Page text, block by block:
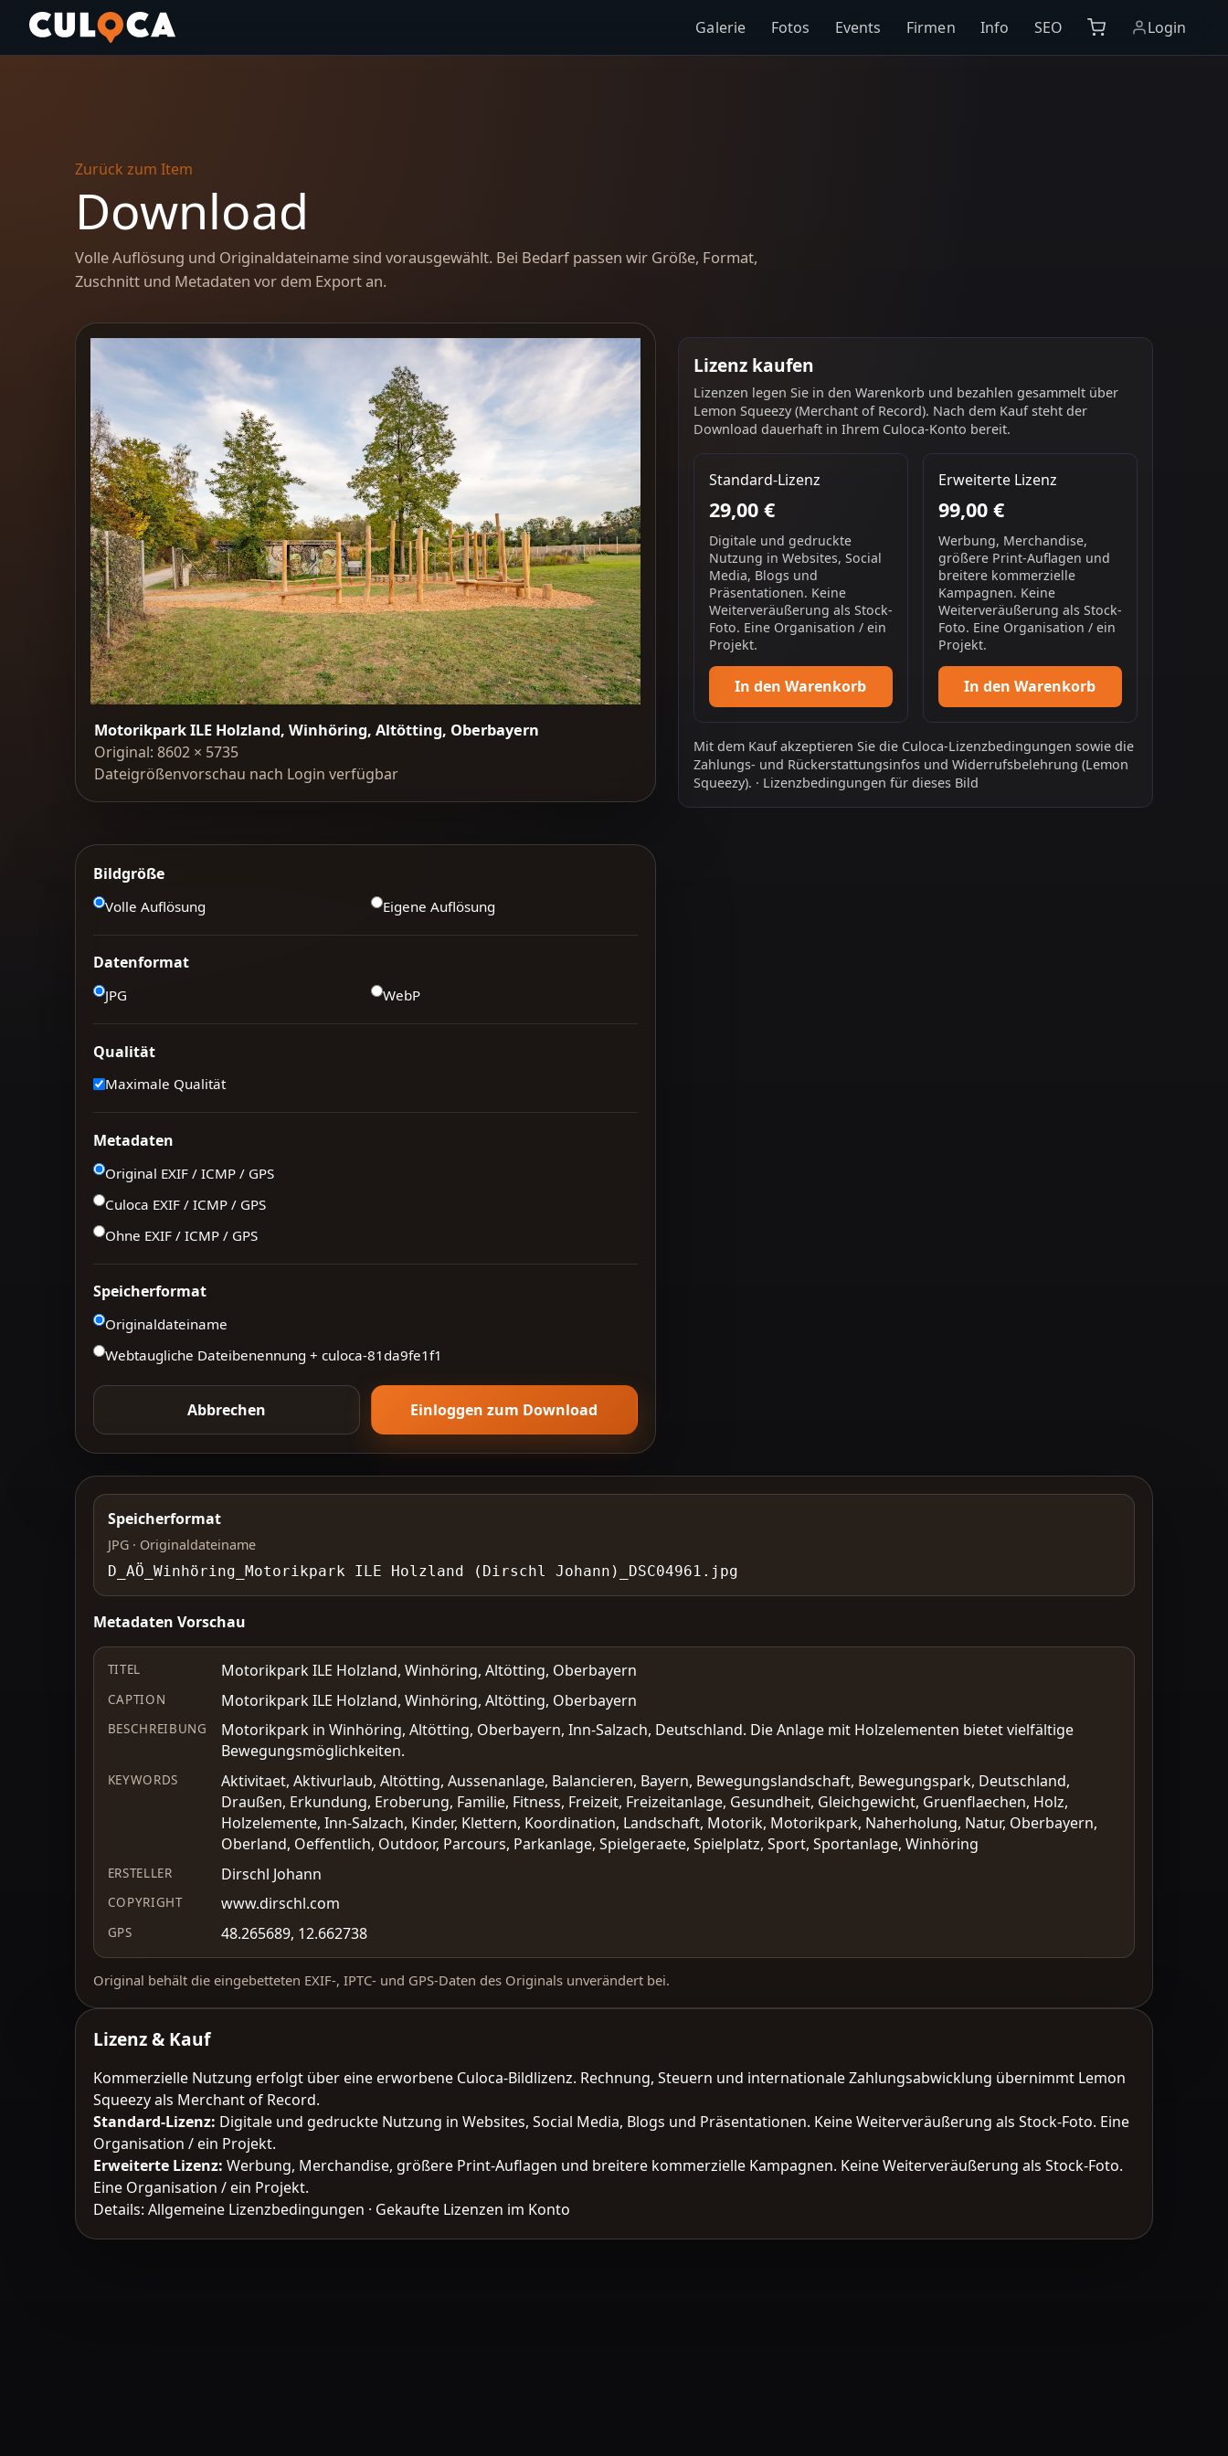
Galerie Fotos Events Firmen Info SEO Login
Zurück zum Item
Download
Volle Auflösung und Originaldateiname sind vorausgewählt. Bei Bedarf passen wir Größe, Format,
Zuschnitt und Metadaten vor dem Export an.
Motorikpark ILE Holzland, Winhöring, Altötting, Oberbayern
Original: 8602 × 5735
Dateigrößenvorschau nach Login verfügbar
Lizenz kaufen
Lizenzen legen Sie in den Warenkorb und bezahlen gesammelt über
Lemon Squeezy (Merchant of Record). Nach dem Kauf steht der
Download dauerhaft in Ihrem Culoca-Konto bereit.
Standard-Lizenz
29,00 €
Digitale und gedruckte
Nutzung in Websites, Social
Media, Blogs und
Präsentationen. Keine
Weiterveräußerung als Stock-
Foto. Eine Organisation / ein
Projekt.
In den Warenkorb
Erweiterte Lizenz
99,00 €
Werbung, Merchandise,
größere Print-Auflagen und
breitere kommerzielle
Kampagnen. Keine
Weiterveräußerung als Stock-
Foto. Eine Organisation / ein
Projekt.
In den Warenkorb
Mit dem Kauf akzeptieren Sie die Culoca-Lizenzbedingungen sowie die
Zahlungs- und Rückerstattungsinfosund Widerrufsbelehrung (Lemon
Squeezy). · Lizenzbedingungen für dieses Bild
Bildgröße
Volle Auflösung Eigene Auflösung
Datenformat
JPG WebP
Qualität
Maximale Qualität
Metadaten
Original EXIF / ICMP / GPS
Culoca EXIF / ICMP / GPS
Ohne EXIF / ICMP / GPS
Speicherformat
Originaldateiname
Webtaugliche Dateibenennung + culoca-81da9fe1f1
Abbrechen Einloggen zum Download
Speicherformat
JPG · Originaldateiname
D_AÖ_Winhöring_Motorikpark ILE Holzland (Dirschl Johann)_DSC04961.jpg
Metadaten Vorschau
TITEL Motorikpark ILE Holzland, Winhöring, Altötting, Oberbayern
CAPTION Motorikpark ILE Holzland, Winhöring, Altötting, Oberbayern
BESCHREIBUNG
Motorikpark in Winhöring, Altötting, Oberbayern, Inn-Salzach, Deutschland. Die Anlage mit Holzelementen bietet vielfältige
Bewegungsmöglichkeiten.
KEYWORDS
Aktivitaet, Aktivurlaub, Altötting, Aussenanlage, Balancieren, Bayern, Bewegungslandschaft, Bewegungspark, Deutschland,
Draußen, Erkundung, Eroberung, Familie, Fitness, Freizeit, Freizeitanlage, Gesundheit, Gleichgewicht, Gruenflaechen, Holz,
Holzelemente, Inn-Salzach, Kinder, Klettern, Koordination, Landschaft, Motorik, Motorikpark, Naherholung, Natur, Oberbayern,
Oberland, Oeffentlich, Outdoor, Parcours, Parkanlage, Spielgeraete, Spielplatz, Sport, Sportanlage, Winhöring
ERSTELLER Dirschl Johann
COPYRIGHT www.dirschl.com
GPS 48.265689, 12.662738
Original behält die eingebetteten EXIF-, IPTC- und GPS-Daten des Originals unverändert bei.
Lizenz & Kauf
Kommerzielle Nutzung erfolgt über eine erworbene Culoca-Bildlizenz. Rechnung, Steuern und internationale Zahlungsabwicklung übernimmt Lemon
Squeezy als Merchant of Record.
Standard-Lizenz: Digitale und gedruckte Nutzung in Websites, Social Media, Blogs und Präsentationen. Keine Weiterveräußerung als Stock-Foto. Eine
Organisation / ein Projekt.
Erweiterte Lizenz: Werbung, Merchandise, größere Print-Auflagen und breitere kommerzielle Kampagnen. Keine Weiterveräußerung als Stock-Foto.
Eine Organisation / ein Projekt.
Details:Allgemeine Lizenzbedingungen · Gekaufte Lizenzen im Konto